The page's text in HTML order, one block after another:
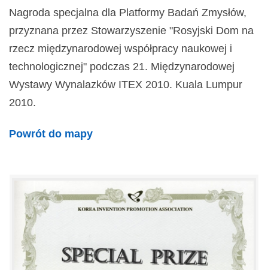
Nagroda specjalna dla Platformy Badań Zmysłów,
przyznana przez Stowarzyszenie "Rosyjski Dom na
rzecz międzynarodowej współpracy naukowej i
technologicznej" podczas 21. Międzynarodowej
Wystawy Wynalazków ITEX 2010. Kuala Lumpur
2010.
Powrót do mapy